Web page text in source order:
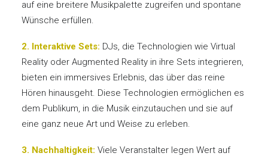
auf eine breitere Musikpalette zugreifen und spontane
Wünsche erfüllen.
2. Interaktive Sets: DJs, die Technologien wie Virtual
Reality oder Augmented Reality in ihre Sets integrieren,
bieten ein immersives Erlebnis, das über das reine
Hören hinausgeht. Diese Technologien ermöglichen es
dem Publikum, in die Musik einzutauchen und sie auf
eine ganz neue Art und Weise zu erleben.
3. Nachhaltigkeit: Viele Veranstalter legen Wert auf